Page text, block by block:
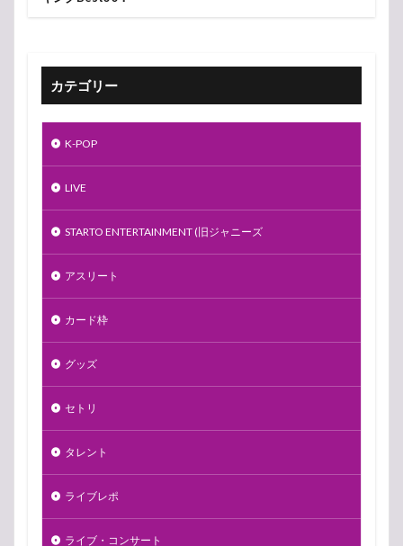
カテゴリー
K-POP
LIVE
STARTO ENTERTAINMENT (旧ジャニーズ
アスリート
カード枠
グッズ
セトリ
タレント
ライブレポ
ライブ・コンサート